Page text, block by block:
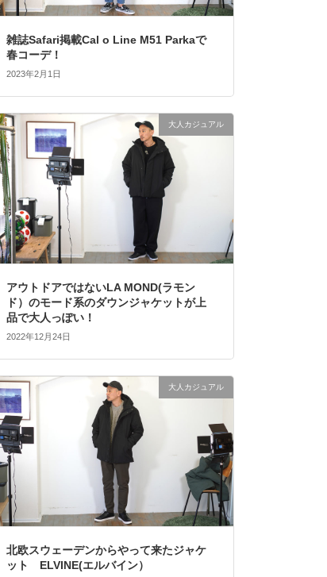
雑誌Safari掲載Cal o Line M51 Parkaで
春コーデ！
2023年2月1日
大人カジュアル
アウトドアではないLA MOND(ラモン
ド）のモード系のダウンジャケットが上
品で大人っぽい！
2022年12月24日
大人カジュアル
北欧スウェーデンからやって来たジャケ
ット ELVINE(エルバイン）